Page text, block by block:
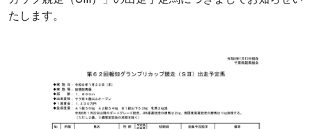
たします。